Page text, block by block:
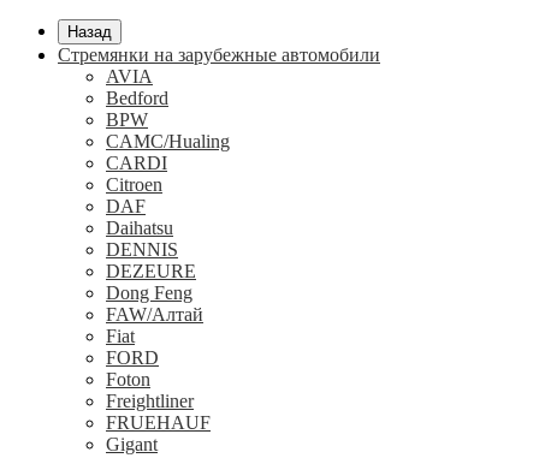
Назад
Стремянки на зарубежные автомобили
AVIA
Bedford
BPW
CAMC/Hualing
CARDI
Citroen
DAF
Daihatsu
DENNIS
DEZEURE
Dong Feng
FAW/Алтай
Fiat
FORD
Foton
Freightliner
FRUEHAUF
Gigant